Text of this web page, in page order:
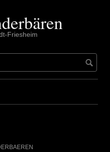
Friesheim